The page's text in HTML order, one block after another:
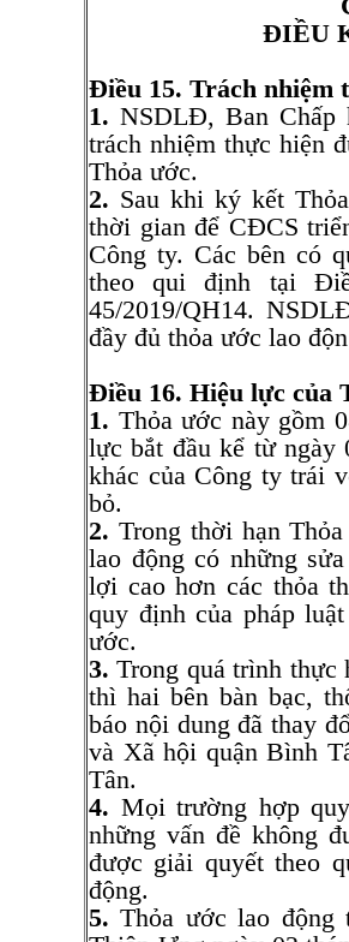
ĐIỀU
Điều 15. Trách nhiệm
1. NSDLĐ, Ban
trách nhiệm thực hiện
Thỏa ước.
2. Sau khi ký kết
thời gian để CĐCS
Công ty. Các bên có
theo qui định tại
45/2019/QH14.
đầy đủ thỏa ước lao
Điều 16. Hiệu lực của
1. Thỏa ước này gồm
lực bắt đầu kể từ ngày
khác của Công ty trái
bỏ.
2. Trong thời hạn
lao động có những
lợi cao hơn các thỏa
quy định của pháp
ước.
3. Trong quá trình thực
thì hai bên bàn bạc,
báo nội dung đã thay
và Xã hội quận Bình
Tân.
4. Mọi trường hợp
những vấn đề không
được giải quyết theo
động.
5. Thỏa ước lao